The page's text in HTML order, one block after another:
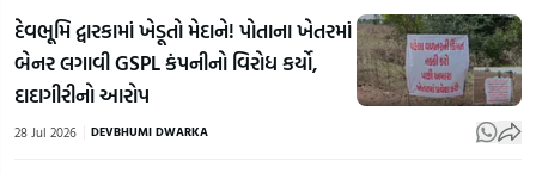
દેવભૂમિ દ્વારકામાં ખેડૂતો મેદાને! પોતાના ખેતરમાં
બેનર લગાવી GSPL કંપનીનો વિરોધ કર્યો,
દાદાગીરીનો આરોપ
28 Jul 2026 DEVBHUMI DWARKA